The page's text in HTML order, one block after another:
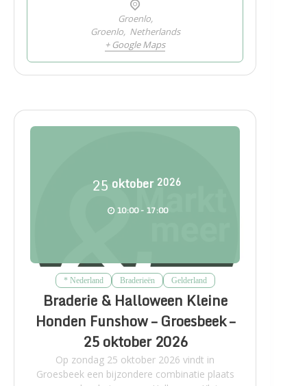
Groenlo,
Groenlo, Netherlands
+ Google Maps
25 oktober 2026
10:00 - 17:00
* Nederland Braderieën Gelderland
Braderie & Halloween Kleine
Honden Funshow – Groesbeek –
25 oktober 2026
Op zondag 25 oktober 2026 vindt in
Groesbeek een bijzondere combinatie plaats